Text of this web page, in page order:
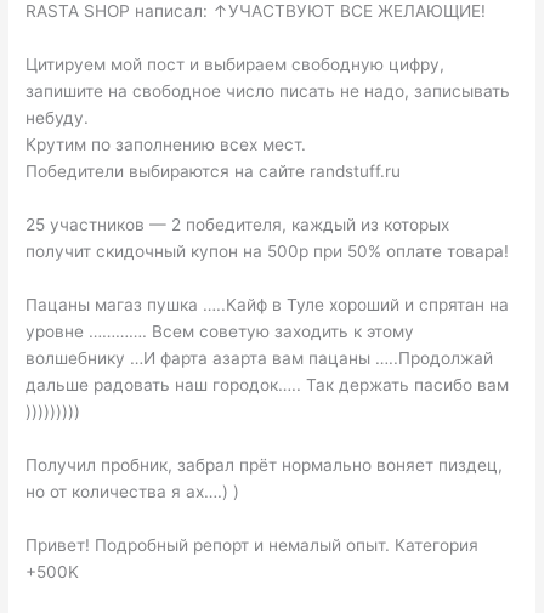
RASTA SHOP написал: ↑УЧАСТВУЮТ ВСЕ ЖЕЛАЮЩИЕ!
Цитируем мой пост и выбираем свободную цифру,
запишите на свободное число писать не надо, записывать
небуду.
Крутим по заполнению всех мест.
Победители выбираются на сайте randstuff.ru
25 участников — 2 победителя, каждый из которых
получит скидочный купон на 500р при 50% оплате товара!
Пацаны магаз пушка …..Кайф в Туле хороший и спрятан на
уровне …………. Всем советую заходить к этому
волшебнику …И фарта азарта вам пацаны …..Продолжай
дальше радовать наш городок….. Так держать пасибо вам
)))))))))
Получил пробник, забрал прёт нормально воняет пиздец,
но от количества я ах….) )
Привет! Подробный репорт и немалый опыт. Категория
+500K